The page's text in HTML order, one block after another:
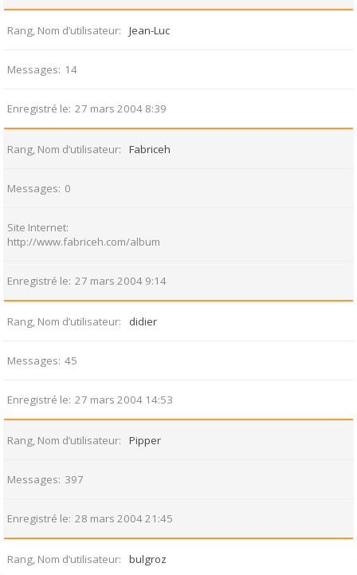
Rang, Nom d’utilisateur Jean-Luc
Messages 14
Enregistré le 27 mars 2004 8:39
Rang, Nom d’utilisateur Fabriceh
Messages 0
Site Internet
http://www.fabriceh.com/album
Enregistré le 27 mars 2004 9:14
Rang, Nom d’utilisateur didier
Messages 45
Enregistré le 27 mars 2004 14:53
Rang, Nom d’utilisateur Pipper
Messages 397
Enregistré le 28 mars 2004 21:45
Rang, Nom d’utilisateur bulgroz